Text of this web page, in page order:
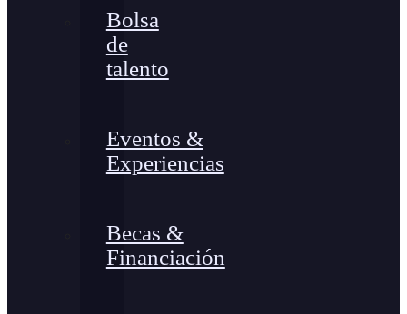
Bolsa
de
talento
Eventos &
Experiencias
Becas &
Financiación